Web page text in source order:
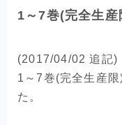
1～7巻(完全生
(2017/04/02 追記)
1～7巻(完全生産
た。